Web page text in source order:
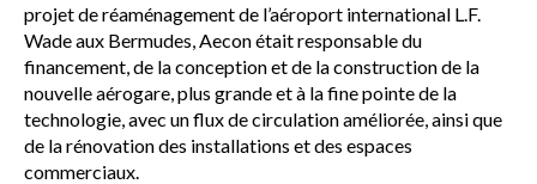
projet de réaménagement de l’aéroport international L.F.
Wade aux Bermudes, Aecon était responsable du
financement, de la conception et de la construction de la
nouvelle aérogare, plus grande et à la fine pointe de la
technologie, avec un flux de circulation améliorée, ainsi que
de la rénovation des installations et des espaces
commerciaux.